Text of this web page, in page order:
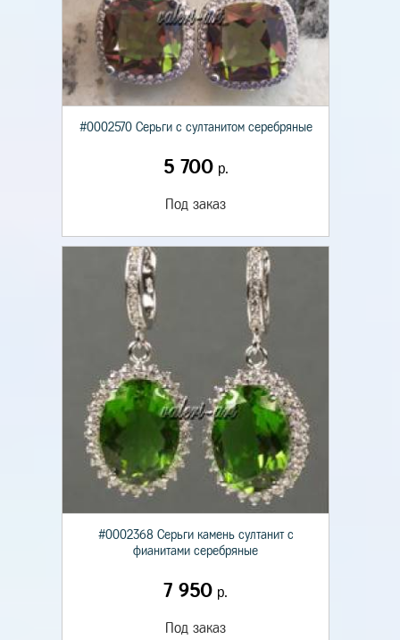
#0002570 Серьги с султанитом серебряные
5 700р.
Под заказ
#0002368 Серьги камень султанит с
фианитами серебряные
7 950 р.
Под заказ